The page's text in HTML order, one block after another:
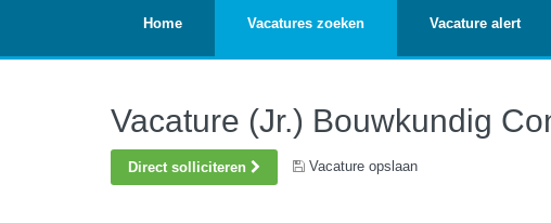
Home Vacatures zoeken Vacature alert
Vacature (Jr.) Bouwkundig
Direct solliciteren Vacature opslaan